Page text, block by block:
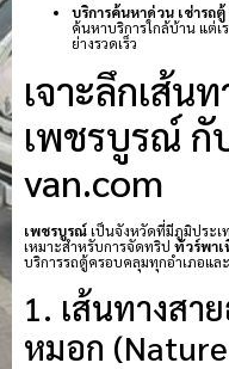
บริการค้นหาด่วน เช่ารถ
ค้นหาบริการใกล้บ้าน แต่
ย่างรวดเร็ว
เจาะลึกเส้น
เพชรบูรณ์ กั
van.com
เพชรบูรณ์เป็นจังหวัดที่มีภูมิประเ
เหมาะสำหรับการจัดทริป ทัวร์พา
บริการรถตู้ครอบคลุมทุกอำเภอแ
1. เส้นทางสา
หมอก